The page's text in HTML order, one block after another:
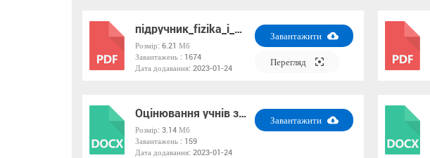
PDF
підручник_fizika_i_himiya_8_torop
Розмір: 6.21 Мб
Завантажень : 1674
Дата додавання: 2023-01-24
Завантажити
Перегляд PDF
DOCX
Оцінювання учнів з ООП
Розмір: 3.14 Мб
Завантажень : 159
Дата додавання: 2023-01-24
Завантажити
DOCX